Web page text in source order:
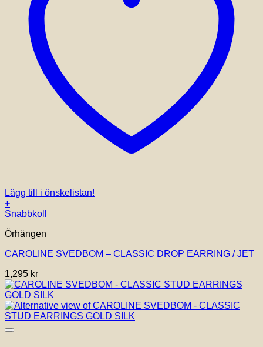
Lägg till i önskelistan!
+
Snabbkoll
Örhängen
CAROLINE SVEDBOM – CLASSIC DROP EARRING / JET
1,295 kr